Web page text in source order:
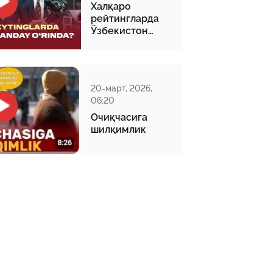
Халқаро
рейтингларда
Ўзбекистон
20-март, 2026,
06:20
Очиқчасига
шилқимлик